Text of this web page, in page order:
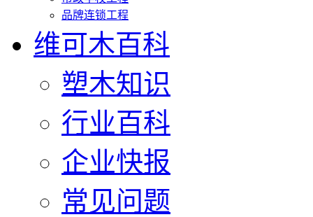
品牌连锁工程
维可木百科
塑木知识
行业百科
企业快报
常见问题